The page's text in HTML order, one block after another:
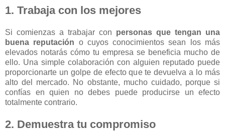
1. Trabaja con los mejores
Si comienzas a trabajar con personas que tengan una
buena reputación o cuyos conocimientos sean los más
elevados notarás cómo tu empresa se beneficia mucho de
ello. Una simple colaboración con alguien reputado puede
proporcionarte un golpe de efecto que te devuelva a lo más
alto del mercado. No obstante, mucho cuidado, porque si
confías en quien no debes puede producirse un efecto
totalmente contrario.
2. Demuestra tu compromiso